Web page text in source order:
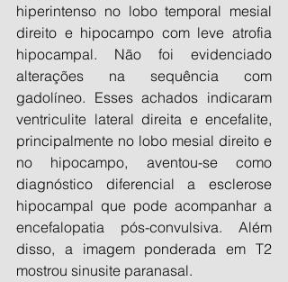
hiperintenso no lobo temporal mesial
direito e hipocampo com leve atrofia
hipocampal. Não foi evidenciado
alterações na sequência com
gadolíneo. Esses achados indicaram
ventriculite lateral direita e encefalite,
principalmente no lobo mesial direito e
no hipocampo, aventou-se como
diagnóstico diferencial a esclerose
hipocampal que pode acompanhar a
encefalopatia pós-convulsiva. Além
disso, a imagem ponderada em T2
mostrou sinusite paranasal.